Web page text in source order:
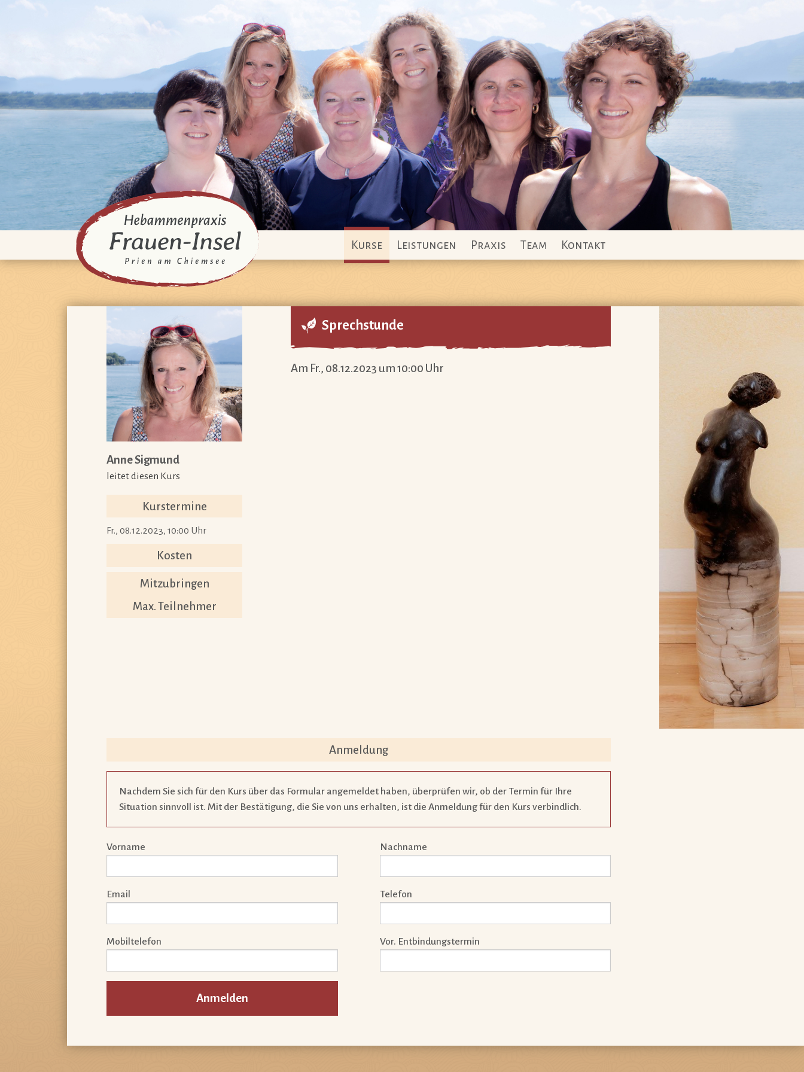
Kurse Leistungen Praxis Team Kontakt
Sprechstunde
Am Fr., 08.12.2023 um 10:00 Uhr
Anne Sigmund
leitet diesen Kurs
Kurstermine
Fr., 08.12.2023, 10:00 Uhr
Kosten
Mitzubringen
Max. Teilnehmer
Anmeldung
Nachdem Sie sich für den Kurs über das Formular angemeldet haben, überprüfen wir, ob der Termin für Ihre
Situation sinnvoll ist. Mit der Bestätigung, die Sie von uns erhalten, ist die Anmeldung für den Kurs verbindlich.
Vorname Nachname
Email Telefon
Mobiltelefon Vor. Entbindungstermin
Anmelden